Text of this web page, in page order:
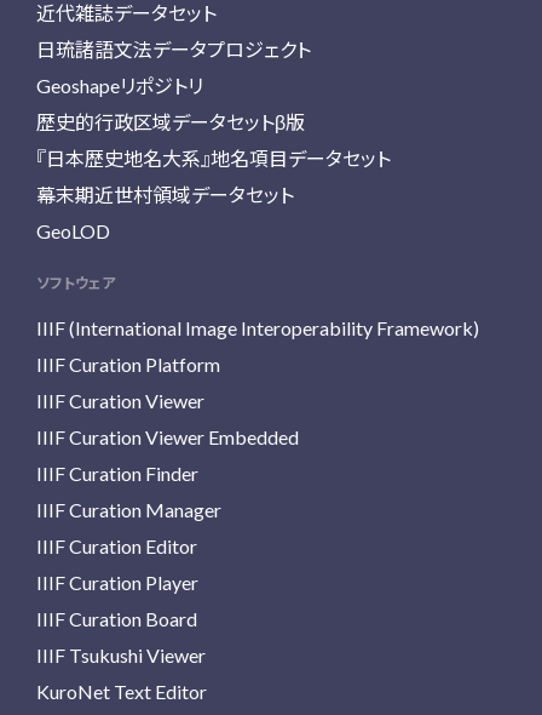
近代雑誌データセット
日琉諸語文法データプロジェクト
Geoshapeリポジトリ
歴史的行政区域データセットβ版
『日本歴史地名大系』地名項目データセット
幕末期近世村領域データセット
GeoLOD
ソフトウェア
IIIF (International Image Interoperability Framework)
IIIF Curation Platform
IIIF Curation Viewer
IIIF Curation Viewer Embedded
IIIF Curation Finder
IIIF Curation Manager
IIIF Curation Editor
IIIF Curation Player
IIIF Curation Board
IIIF Tsukushi Viewer
KuroNet Text Editor